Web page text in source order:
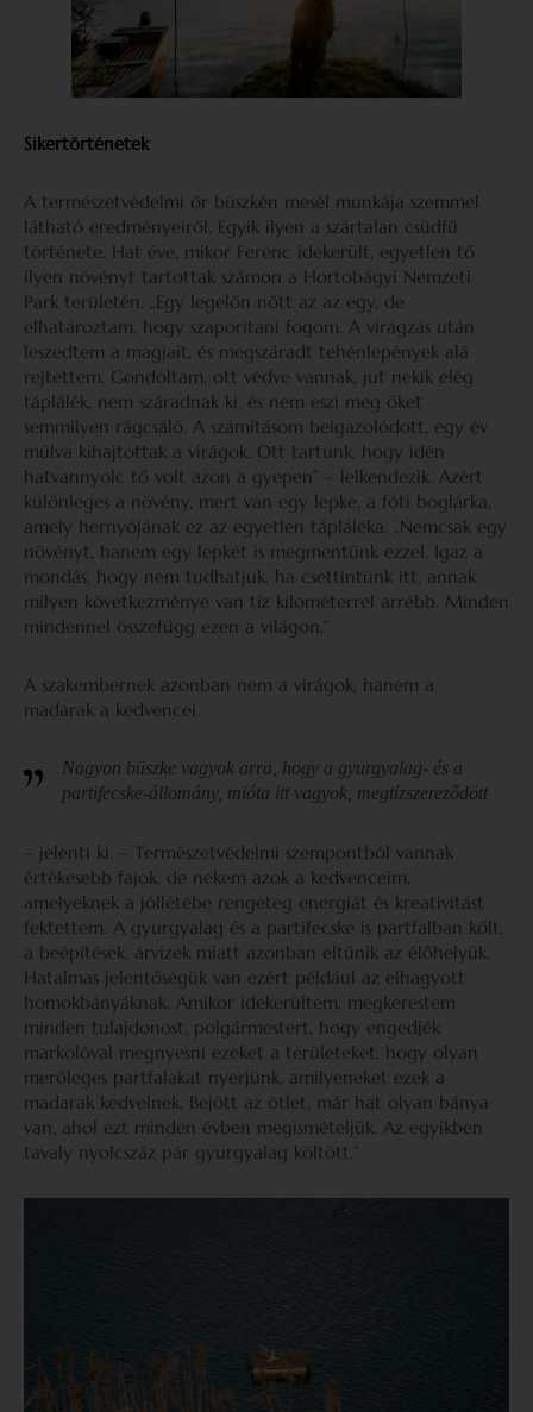
Sikertörténetek
A természetvédelmi őr büszkén mesél munkája szemmel
látható eredményeiről. Egyik ilyen a szártalan csüdfű
története. Hat éve, mikor Ferenc idekerült, egyetlen tő
ilyen növényt tartottak számon a Hortobágyi Nemzeti
Park területén. „Egy legelőn nőtt az az egy, de
elhatároztam, hogy szaporítani fogom. A virágzás után
leszedtem a magjait, és megszáradt tehénlepények alá
rejtettem. Gondoltam, ott védve vannak, jut nekik elég
táplálék, nem száradnak ki, és nem eszi meg őket
semmilyen rágcsáló. A számításom beigazolódott, egy év
múlva kihajtottak a virágok. Ott tartunk, hogy idén
hatvannyolc tő volt azon a gyepen” – lelkendezik. Azért
különleges a növény, mert van egy lepke, a fóti boglárka,
amely hernyójának ez az egyetlen tápláléka. „Nemcsak egy
növényt, hanem egy lepkét is megmentünk ezzel. Igaz a
mondás, hogy nem tudhatjuk, ha csettintünk itt, annak
milyen következménye van tíz kilométerrel arrébb. Minden
mindennel összefügg ezen a világon.”
A szakembernek azonban nem a virágok, hanem a
madarak a kedvencei.
Nagyon büszke vagyok arra, hogy a gyurgyalag- és a
partifecske-állomány, mióta itt vagyok, megtízszereződött
– jelenti ki. – Természetvédelmi szempontból vannak
értékesebb fajok, de nekem azok a kedvenceim,
amelyeknek a jóllétébe rengeteg energiát és kreativitást
fektettem. A gyurgyalag és a partifecske is partfalban költ,
a beépítések, árvizek miatt azonban eltűnik az élőhelyük.
Hatalmas jelentőségük van ezért például az elhagyott
homokbányáknak. Amikor idekerültem, megkerestem
minden tulajdonost, polgármestert, hogy engedjék
markolóval megnyesni ezeket a területeket, hogy olyan
merőleges partfalakat nyerjünk, amilyeneket ezek a
madarak kedvelnek. Bejött az ötlet, már hat olyan bánya
van, ahol ezt minden évben megismételjük. Az egyikben
tavaly nyolcszáz pár gyurgyalag költött.”